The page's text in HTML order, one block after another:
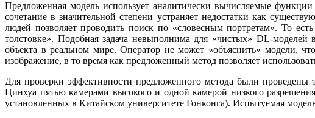
Предложенная модель использует аналитически вычисляемые
сочетание в значительной степени устраняет недостатки как
людей позволяет проводить поиск по «словесным портретам». То
толстовке». Подобная задача невыполнима для «чистых» DL-
объекта в реальном мире. Оператор не может «объяснить» модели,
изображение, в то время как предложенный метод позволяет
Для проверки эффективности предложенного метода были проведены
Цинхуа пятью камерами высокого и одной камерой низкого
установленных в Китайском университете Гонконга). Испытуемая